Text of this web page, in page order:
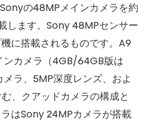
の48MPメインカメラを約
します。Sony 48MPセンサー
に搭載されるものです。A9
ンカメラ（4GB/64GB版は
ラ、5MP深度レンズ、およ
、クアッドカメラの構成と
はSony 24MPカメラが搭載